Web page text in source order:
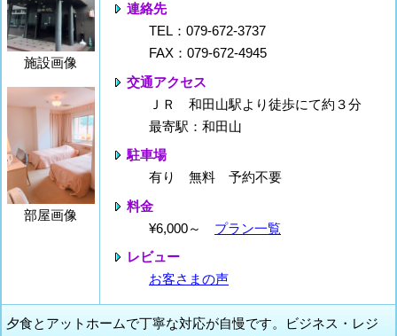
施設画像
部屋画像
連絡先
TEL：079-672-3737
FAX：079-672-4945
交通アクセス
ＪＲ 和田山駅より徒歩にて約３分
最寄駅：和田山
駐車場
有り 無料 予約不要
料金
¥6,000～ プラン一覧
レビュー
お客さまの声
夕食とアットホームで丁寧な対応が自慢です。ビジネス・レジ